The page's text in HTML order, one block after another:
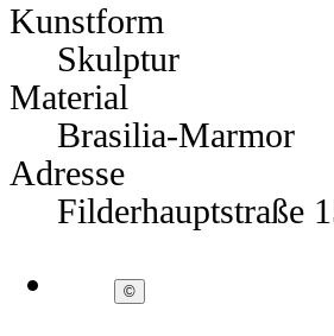
Kunstform
Skulptur
Material
Brasilia-Marmor
Adresse
Filderhauptstraße
©